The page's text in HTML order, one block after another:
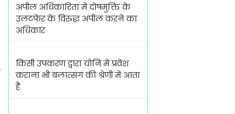
अपील अधिकारिता में दोषमुक्ति के
उलटफेर के विरुद्ध अपील करने का
अधिकार
किसी उपकरण द्वारा योनि में प्रवेश
कराना भी बलात्संग की श्रेणी में आता
है